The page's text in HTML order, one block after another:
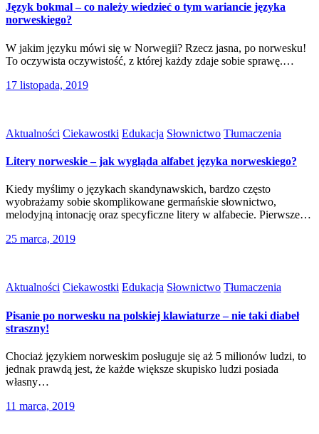
Język bokmal – co należy wiedzieć o tym wariancie języka
norweskiego?
W jakim języku mówi się w Norwegii? Rzecz jasna, po norwesku!
To oczywista oczywistość, z której każdy zdaje sobie sprawę.…
17 listopada, 2019
Aktualności Ciekawostki Edukacja Słownictwo Tłumaczenia
Litery norweskie – jak wygląda alfabet języka norweskiego?
Kiedy myślimy o językach skandynawskich, bardzo często
wyobrażamy sobie skomplikowane germańskie słownictwo,
melodyjną intonację oraz specyficzne litery w alfabecie. Pierwsze…
25 marca, 2019
Aktualności Ciekawostki Edukacja Słownictwo Tłumaczenia
Pisanie po norwesku na polskiej klawiaturze – nie taki diabeł
straszny!
Chociaż językiem norweskim posługuje się aż 5 milionów ludzi, to
jednak prawdą jest, że każde większe skupisko ludzi posiada
własny…
11 marca, 2019